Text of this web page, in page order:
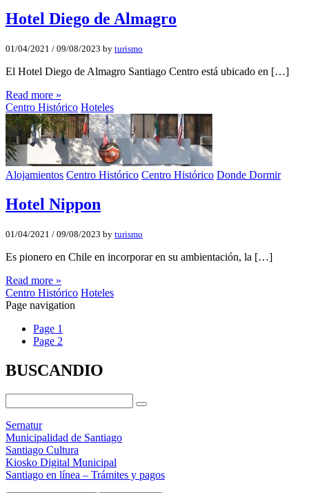
Hotel Diego de Almagro
01/04/2021 / 09/08/2023 by turismo
El Hotel Diego de Almagro Santiago Centro está ubicado en […]
Read more »
Centro Histórico Hoteles
Alojamientos Centro Histórico Centro Histórico Donde Dormir
Hotel Nippon
01/04/2021 / 09/08/2023 by turismo
Es pionero en Chile en incorporar en su ambientación, la […]
Read more »
Centro Histórico Hoteles
Page navigation
Page 1
Page 2
BUSCANDIO
Sernatur
Municipalidad de Santiago
Santiago Cultura
Kiosko Digital Municipal
Santiago en línea – Trámites y pagos